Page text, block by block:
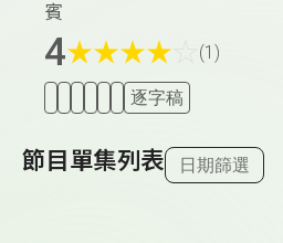
賓
4★★★★ (1)
逐字稿
節目單集列表 日期篩選